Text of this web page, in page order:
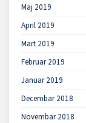
Maj 2019
April 2019
Mart 2019
Februar 2019
Januar 2019
Decembar 2018
Novembar 2018